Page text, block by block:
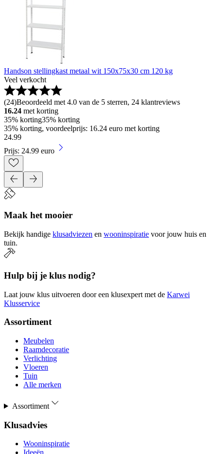
Handson stellingkast metaal wit 150x75x30 cm 120 kg
Veel verkocht
(24)Beoordeeld met 4.0 van de 5 sterren, 24 klantreviews
16.24 met korting
35% korting35% korting
35% korting, voordeelprijs: 16.24 euro met korting
24.99
Prijs: 24.99 euro
Maak het mooier
Bekijk handige klusadviezen en wooninspiratie voor jouw huis en
tuin.
Hulp bij je klus nodig?
Laat jouw klus uitvoeren door een klusexpert met de Karwei
Klusservice
Assortiment
Meubelen
Raamdecoratie
Verlichting
Vloeren
Tuin
Alle merken
Assortiment
Klusadvies
Wooninspiratie